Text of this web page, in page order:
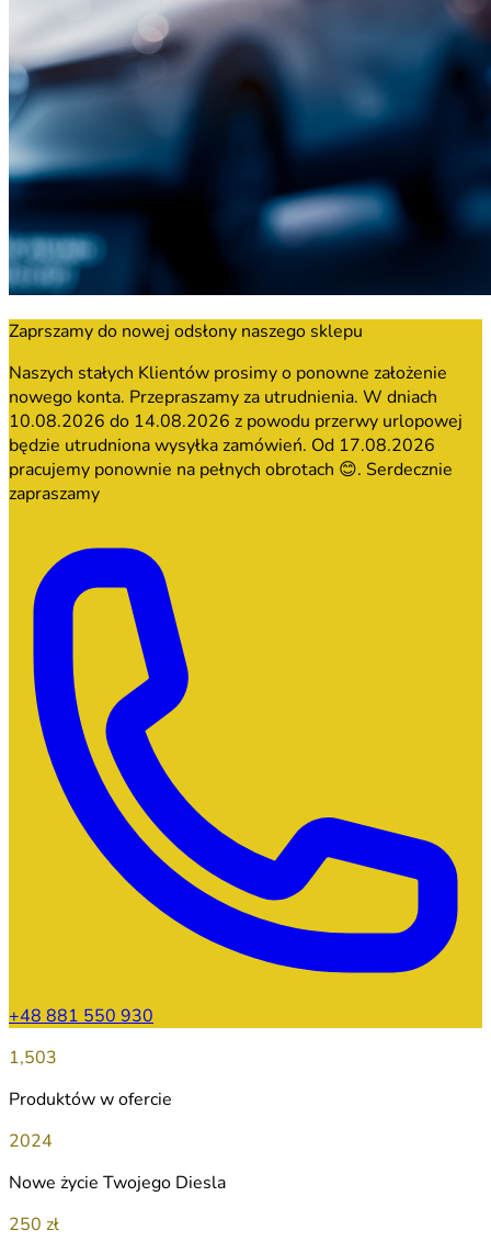
Zaprszamy do nowej odsłony naszego sklepu
Naszych stałych Klientów prosimy o ponowne założenie
nowego konta. Przepraszamy za utrudnienia. W dniach
10.08.2026 do 14.08.2026 z powodu przerwy urlopowej
będzie utrudniona wysyłka zamówień. Od 17.08.2026
pracujemy ponownie na pełnych obrotach 😊. Serdecznie
zapraszamy
+48 881 550 930
1,503
Produktów w ofercie
2024
Nowe życie Twojego Diesla
250 zł